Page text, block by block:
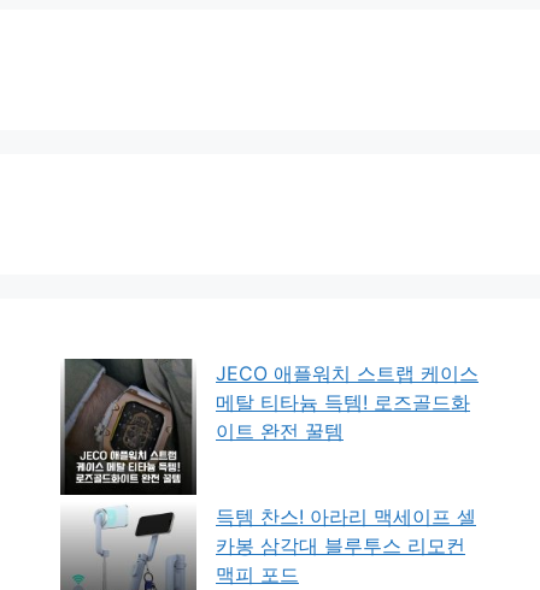
JECO 애플워치 스트랩 케이스
메탈 티타늄 득템! 로즈골드화
이트 완전 꿀템
득템 찬스! 아라리 맥세이프 셀
카봉 삼각대 블루투스 리모컨
맥피 포드